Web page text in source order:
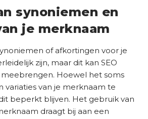
synoniemen en
je merknaam
of afkortingen voor je
zijn, maar dit kan SEO
Hoewel het soms
variaties van je merknaam te
beperkt blijven. Het gebruik van
draagt bij aan een